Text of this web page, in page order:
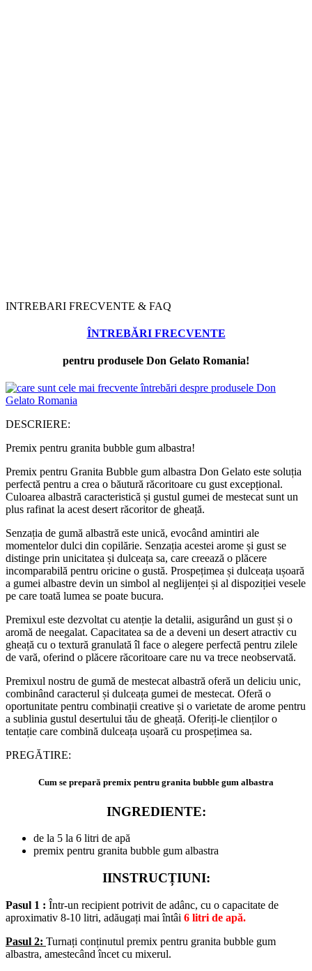
INTREBARI FRECVENTE & FAQ
ÎNTREBĂRI FRECVENTE
pentru produsele Don Gelato Romania!
DESCRIERE:
Premix pentru granita bubble gum albastra!
Premix pentru Granita Bubble gum albastra Don Gelato este soluția
perfectă pentru a crea o băutură răcoritoare cu gust excepțional.
Culoarea albastră caracteristică și gustul gumei de mestecat sunt un
plus rafinat la acest desert răcoritor de gheață.
Senzația de gumă albastră este unică, evocând amintiri ale
momentelor dulci din copilărie. Senzația acestei arome și gust se
distinge prin unicitatea și dulceața sa, care creează o plăcere
incomparabilă pentru oricine o gustă. Prospețimea și dulceața ușoară
a gumei albastre devin un simbol al neglijenței și al dispoziției vesele
pe care toată lumea se poate bucura.
Premixul este dezvoltat cu atenție la detalii, asigurând un gust și o
aromă de neegalat. Capacitatea sa de a deveni un desert atractiv cu
gheață cu o textură granulată îl face o alegere perfectă pentru zilele
de vară, oferind o plăcere răcoritoare care nu va trece neobservată.
Premixul nostru de gumă de mestecat albastră oferă un deliciu unic,
combinând caracterul și dulceața gumei de mestecat. Oferă o
oportunitate pentru combinații creative și o varietate de arome pentru
a sublinia gustul desertului tău de gheață. Oferiți-le clienților o
tentație care combină dulceața ușoară cu prospețimea sa.
PREGĂTIRE:
Cum se prepară premix pentru granita bubble gum albastra
INGREDIENTE:
de la 5 la 6 litri de apă
premix pentru granita bubble gum albastra
IINSTRUCȚIUNI:
Pasul 1 : Într-un recipient potrivit de adânc, cu o capacitate de
aproximativ 8-10 litri, adăugați mai întâi 6 litri de apă.
Pasul 2: Turnați conținutul premix pentru granita bubble gum
albastra, amestecând încet cu mixerul.